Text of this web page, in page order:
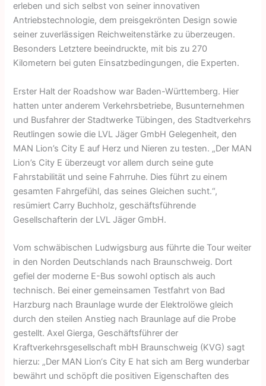
erleben und sich selbst von seiner innovativen
Antriebstechnologie, dem preisgekrönten Design sowie
seiner zuverlässigen Reichweitenstärke zu überzeugen.
Besonders Letztere beeindruckte, mit bis zu 270
Kilometern bei guten Einsatzbedingungen, die Experten.
Erster Halt der Roadshow war Baden-Württemberg. Hier
hatten unter anderem Verkehrsbetriebe, Busunternehmen
und Busfahrer der Stadtwerke Tübingen, des Stadtverkehrs
Reutlingen sowie die LVL Jäger GmbH Gelegenheit, den
MAN Lion’s City E auf Herz und Nieren zu testen. „Der MAN
Lion’s City E überzeugt vor allem durch seine gute
Fahrstabilität und seine Fahrruhe. Dies führt zu einem
gesamten Fahrgefühl, das seines Gleichen sucht.“,
resümiert Carry Buchholz, geschäftsführende
Gesellschafterin der LVL Jäger GmbH.
Vom schwäbischen Ludwigsburg aus führte die Tour weiter
in den Norden Deutschlands nach Braunschweig. Dort
gefiel der moderne E-Bus sowohl optisch als auch
technisch. Bei einer gemeinsamen Testfahrt von Bad
Harzburg nach Braunlage wurde der Elektrolöwe gleich
durch den steilen Anstieg nach Braunlage auf die Probe
gestellt. Axel Gierga, Geschäftsführer der
Kraftverkehrsgesellschaft mbH Braunschweig (KVG) sagt
hierzu: „Der MAN Lion‘s City E hat sich am Berg wunderbar
bewährt und schöpft die positiven Eigenschaften des